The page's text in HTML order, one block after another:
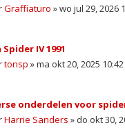
Graffiaturo » wo jul 29, 2026
IV 1991
tonsp » ma okt 20, 2025 10:42
onderdelen voor
Harrie Sanders » do okt 30,